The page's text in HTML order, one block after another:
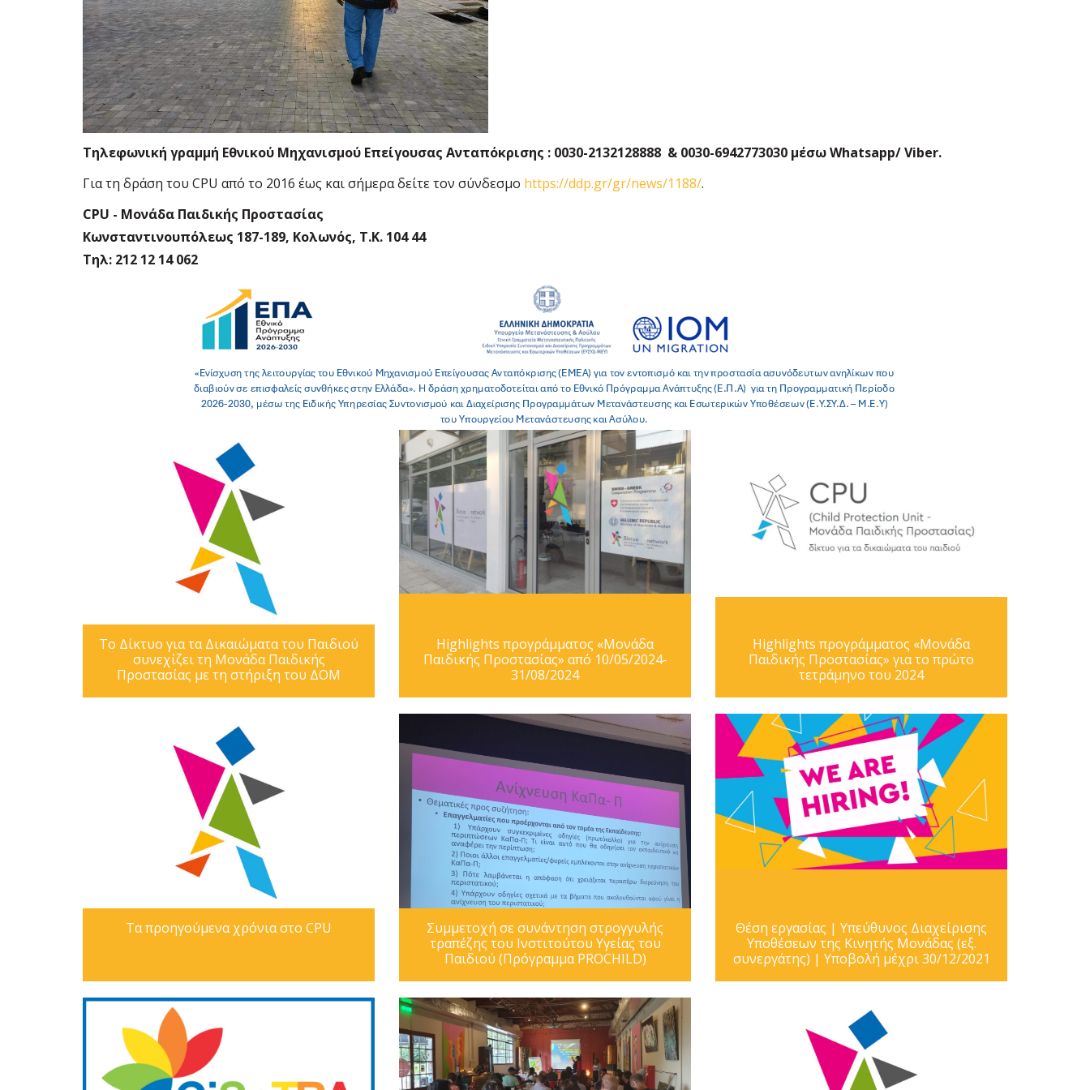
Τηλεφωνική γραμμή Εθνικού Μηχανισμού Επείγουσας Ανταπόκρισης : 0030-2132128888 & 0030-6942773030 μέσω Whatsapp/ Viber.
Για τη δράση του CPU από το 2016 έως και σήμερα δείτε τον σύνδεσμο https://ddp.gr/gr/news/1188/.
CPU - Μονάδα Παιδικής Προστασίας
Κωνσταντινουπόλεως 187-189, Κολωνός, Τ.Κ. 104 44
Tηλ: 212 12 14 062
Το Δίκτυο για τα Δικαιώματα του Παιδιού
συνεχίζει τη Μονάδα Παιδικής
Προστασίας με τη στήριξη του ΔΟΜ
Highlights προγράμματος «Μονάδα
Παιδικής Προστασίας» από 10/05/2024-
31/08/2024
Highlights προγράμματος «Μονάδα
Παιδικής Προστασίας» για το πρώτο
τετράμηνο του 2024
Τα προηγούμενα χρόνια στο CPU
Συμμετοχή σε συνάντηση στρογγυλής
τραπέζης του Ινστιτούτου Υγείας του
Παιδιού (Πρόγραμμα PROCHILD)
Θέση εργασίας | Υπεύθυνος Διαχείρισης
Υποθέσεων της Κινητής Μονάδας (εξ.
συνεργάτης) | Υποβολή μέχρι 30/12/2021